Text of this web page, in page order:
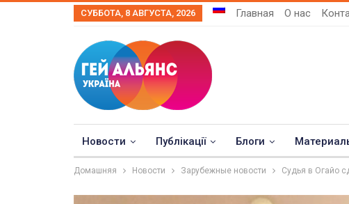
СУББОТА, 8 АВГУСТА, 2026 Главная О нас
Новости Публікації Блоги
Домашняя Новости Зарубежные новости Судья в Огайо